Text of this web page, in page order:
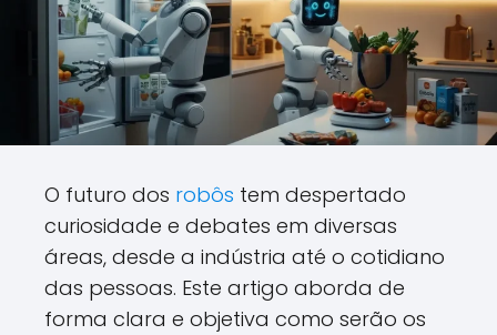
O futuro dos robôs tem despertado
curiosidade e debates em diversas
áreas, desde a indústria até o cotidiano
das pessoas. Este artigo aborda de
forma clara e objetiva como serão os